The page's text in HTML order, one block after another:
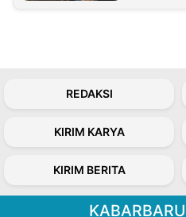
REDAKSI
KIRIM KARYA
KIRIM BERITA